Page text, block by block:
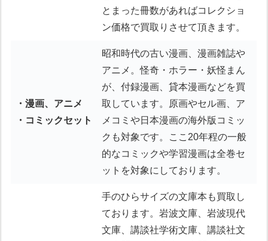
とまった冊数があればコレクショ
ン価格で買取りさせて頂きます。
・漫画、アニメ
・コミックセット
昭和時代の古い漫画、漫画雑誌や
アニメ。怪奇・ホラー・妖怪まん
が、付録漫画、貸本漫画などを買
取しています。原画やセル画、ア
メコミや日本漫画の海外版コミッ
クも対象です。ここ20年程の一般
的なコミックや学習漫画は全巻セ
ットを対象にしております。
手のひらサイズの文庫本も買取し
ております。岩波文庫、岩波現代
文庫、講談社学術文庫、講談社文